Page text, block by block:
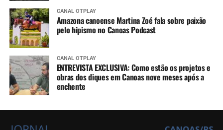
CANAL OTPLAY
Amazona canoense Martina Zoé fala sobre paixão
pelo hipismo no Canoas Podcast
CANAL OTPLAY
ENTREVISTA EXCLUSIVA: Como estão os projetos e
obras dos diques em Canoas nove meses após a
enchente